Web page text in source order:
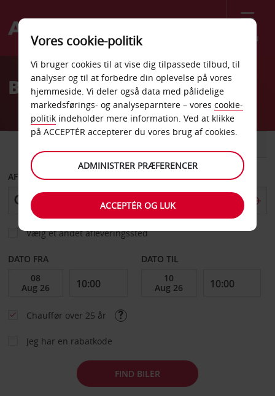
Menu
Welcome
AvisBilleje Mesquite
AFHENT FRA
Vælg et andet afleveringssted
DATO FRA DATO TIL
Chauffør over 25 år
Jeg har en rabatkode
FIND BILER
Vores cookie-politik
Vi bruger cookies til at vise dig tilpassede tilbud, til
analyser og til at forbedre din oplevelse på vores
hjemmeside. Vi deler også data med pålidelige
markedsførings- og analyseparntere – vores cookie-
politik indeholder mere information. Ved at klikke
på ACCEPTÉR accepterer du vores brug af cookies.
ADMINISTRER PRÆFERENCER
ACCEPTÉR OG LUK